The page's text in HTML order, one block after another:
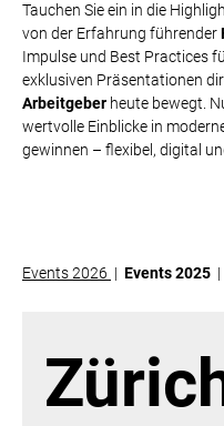
Tauchen Sie ein in die
von der Erfahrung führender
Impulse und Best Practices
exklusiven Präsentationen
Arbeitgeber heute bewegt.
wertvolle Einblicke in
gewinnen – flexibel, digital
Events 2026 | Events 2025 |